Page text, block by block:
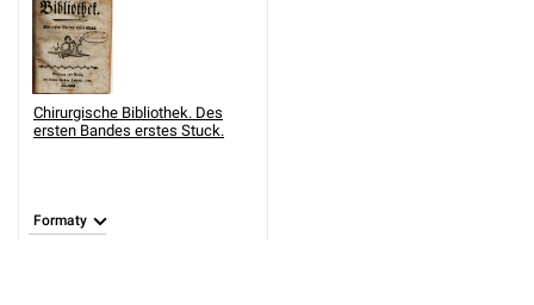
Chirurgische Bibliothek. Des
ersten Bandes erstes Stuck.
Formaty